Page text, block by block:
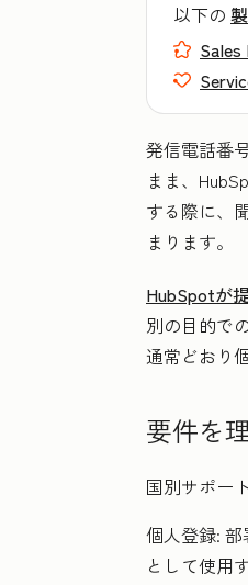
以下の
Sales
発信電話番
まま、
する際に、
まります。
HubSpotが
別の目的で
通常どおり
要件を
国別サポー
個人登録: 部
として使用